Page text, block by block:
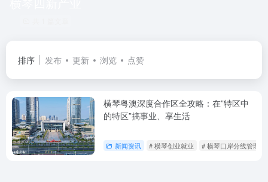
排序 发布 更新 浏览 点赞
横琴粤澳深度合作区全攻略：在”特区中
的特区”搞事业、享生活
新闻资讯 # 横琴创业就业 # 横琴口岸分线管理